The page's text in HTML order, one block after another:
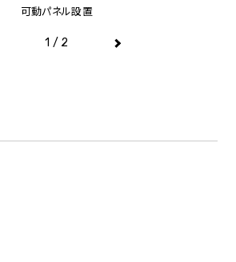
可動パネル設置
1 / 2